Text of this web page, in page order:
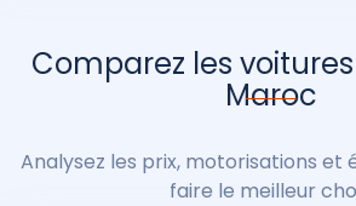
Comparez les
Maroc
Analysez les prix, motorisations et
faire le meilleur